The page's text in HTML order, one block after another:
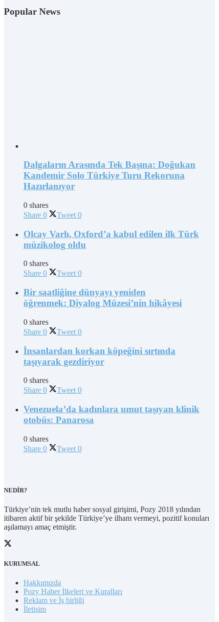
Popular News
Dalgaların Arasında Tek Başına: Doğukan
Kandemir Solo Türkiye Turu Rekoruna
Hazırlanıyor
0 shares
Share 0 Tweet 0
Olcay Varlı, Oxford’a kabul edilen ilk Türk
müzikolog oldu
0 shares
Share 0 Tweet 0
Bir saatliğine dünyayı yeniden
öğrenmek: Diyalog Müzesi’nin hikâyesi
0 shares
Share 0 Tweet 0
İnsanlardan korkan köpeğini sırtında
taşıyarak gezdiriyor
0 shares
Share 0 Tweet 0
Venezuela’da kadınlara umut taşıyan klinik
otobüs: Panarosa
0 shares
Share 0 Tweet 0
NEDİR?
Türkiye’nin tek mutlu haber sosyal girişimi, Pozy 2018 yılından
itibaren aktif bir şekilde Türkiye’ye ilham vermeyi, pozitif konuları
aşılamayı amaç etmiştir.
KURUMSAL
Hakkımızda
Pozy Haber İlkeleri ve Kuralları
Reklam ve İş birliği
İletişim